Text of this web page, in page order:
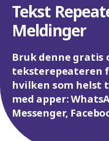
Tekst
Meldinger
Bruk denne gratis
teksterepeateren
hvilken som helst
med apper:
Messenger,